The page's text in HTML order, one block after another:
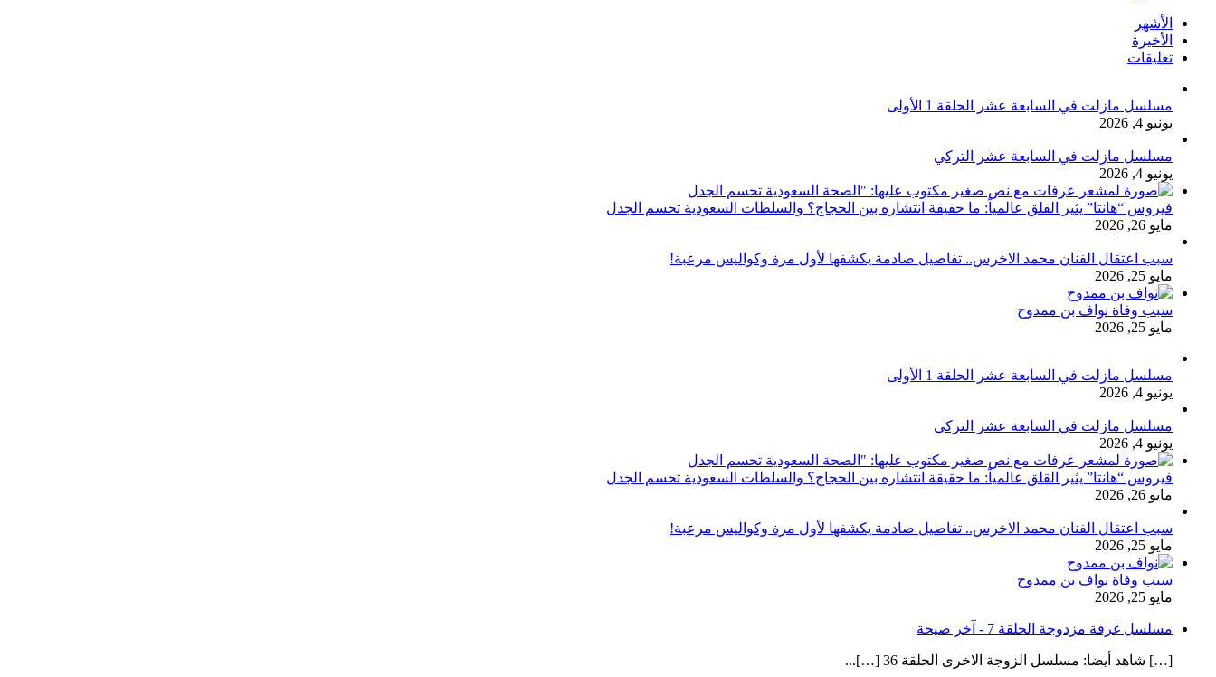
الأشهر
الأخيرة
تعليقات
مسلسل مازلت في السابعة عشر الحلقة 1 الأولى
يونيو 4, 2026
مسلسل مازلت في السابعة عشر التركي
يونيو 4, 2026
فيروس “هانتا” يثير القلق عالمياً: ما حقيقة انتشاره بين الحجاج؟ والسلطات السعودية تحسم الجدل
مايو 26, 2026
سبب اعتقال الفنان محمد الاخرس.. تفاصيل صادمة يكشفها لأول مرة وكواليس مرعبة!
مايو 25, 2026
سبب وفاة نواف بن ممدوح
مايو 25, 2026
مسلسل مازلت في السابعة عشر الحلقة 1 الأولى
يونيو 4, 2026
مسلسل مازلت في السابعة عشر التركي
يونيو 4, 2026
فيروس “هانتا” يثير القلق عالمياً: ما حقيقة انتشاره بين الحجاج؟ والسلطات السعودية تحسم الجدل
مايو 26, 2026
سبب اعتقال الفنان محمد الاخرس.. تفاصيل صادمة يكشفها لأول مرة وكواليس مرعبة!
مايو 25, 2026
سبب وفاة نواف بن ممدوح
مايو 25, 2026
مسلسل غرفة مزدوجة الحلقة 7 - آخر صيحة
[…] شاهد أيضا: مسلسل الزوجة الاخرى الحلقة 36 […]...